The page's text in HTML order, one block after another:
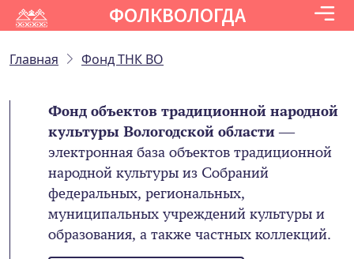
ФОЛКВОЛОГДА
Главная Фонд ТНК ВО
Фонд объектов традиционной народной
культуры Вологодской области—
электронная база объектов традиционной
народной культуры из Собраний
федеральных, региональных,
муниципальных учреждений культуры и
образования, а также частных коллекций.